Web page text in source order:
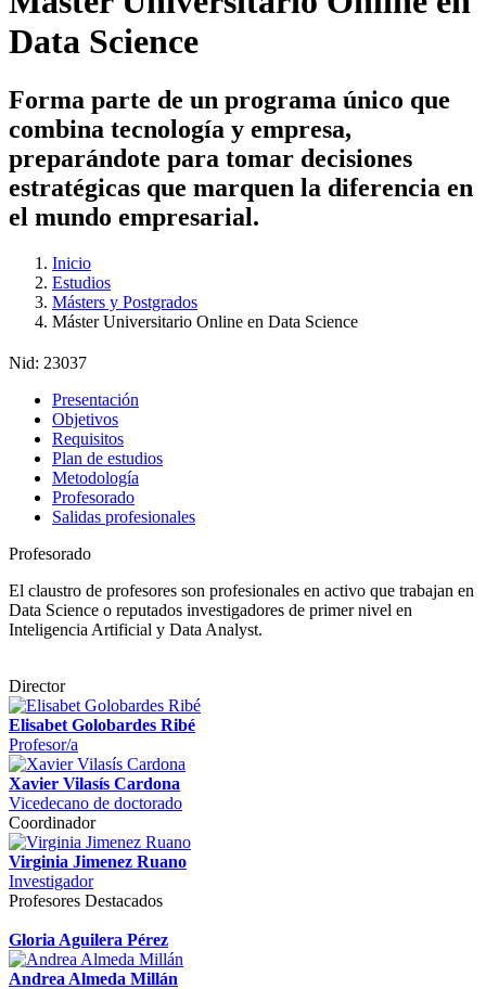
Data Science
Forma parte de un programa único que
combina tecnología y empresa,
preparándote para tomar decisiones
estratégicas que marquen la diferencia en
el mundo empresarial.
Inicio
Estudios
Másters y Postgrados
Máster Universitario Online en Data Science
Nid: 23037
Presentación
Objetivos
Requisitos
Plan de estudios
Metodología
Profesorado
Salidas profesionales
Profesorado
El claustro de profesores son profesionales en activo que trabajan en
Data Science o reputados investigadores de primer nivel en
Inteligencia Artificial y Data Analyst.
Director
Elisabet Golobardes Ribé
Profesor/a
Xavier Vilasís Cardona
Vicedecano de doctorado
Coordinador
Virginia Jimenez Ruano
Investigador
Profesores Destacados
Gloria Aguilera Pérez
Andrea Almeda Millán